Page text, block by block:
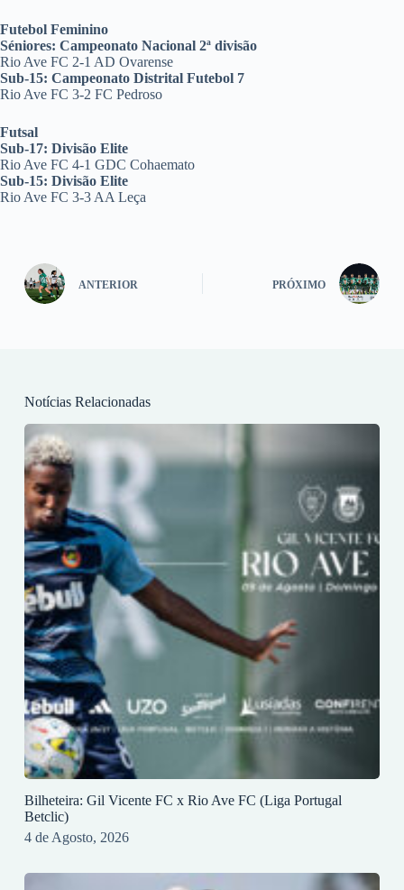
Futebol Feminino
Séniores: Campeonato Nacional 2ª divisão
Rio Ave FC 2-1 AD Ovarense
Sub-15: Campeonato Distrital Futebol 7
Rio Ave FC 3-2 FC Pedroso
Futsal
Sub-17: Divisão Elite
Rio Ave FC 4-1 GDC Cohaemato
Sub-15: Divisão Elite
Rio Ave FC 3-3 AA Leça
ANTERIOR PRÓXIMO
Notícias Relacionadas
Bilheteira: Gil Vicente FC x Rio Ave FC (Liga Portugal
Betclic)
4 de Agosto, 2026